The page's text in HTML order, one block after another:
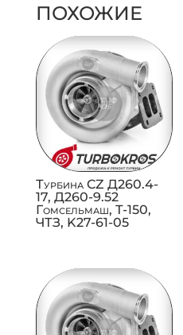
ПОХОЖИЕ
Турбина CZ Д260.4-
17, Д260-9.52
Гомсельмаш, Т-150,
ЧТЗ, K27-61-05